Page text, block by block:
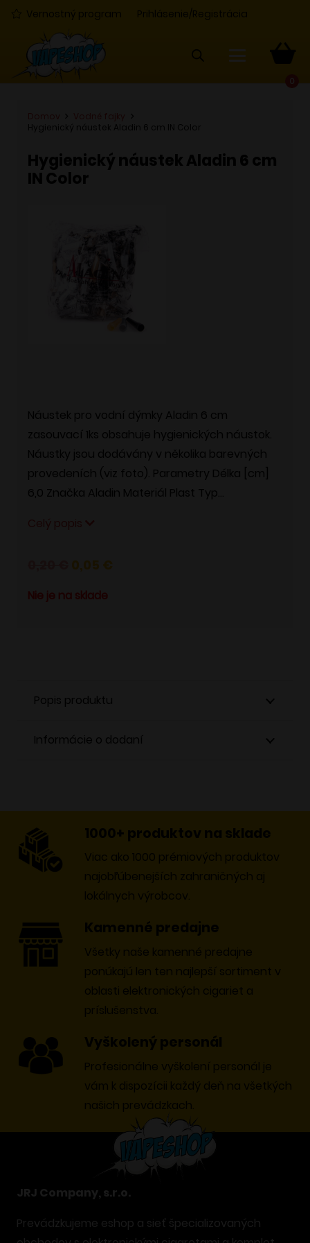
Vernostný program Prihlásenie/Registrácia
Hygienický náustek Aladin 6 cm IN Color
Hygienický náustek Aladin 6 cm
IN Color
Náustek pro vodní dýmky Aladin 6 cm
zasouvací 1ks obsahuje hygienických náustok.
Náustky jsou dodávány v několika barevných
provedeních (viz foto). Parametry Délka [cm]
6,0 Značka Aladin Materiál Plast Typ…
Pôvodná
bola:
0,05 €
Nie je na sklade
Popis produktu
Informácie o dodaní
1000+ produktov na sklade
Viac ako 1000 prémiových produktov
najobľúbenejších zahraničných aj
lokálnych výrobcov.
Kamenné predajne
Všetky naše kamenné predajne
ponúkajú len ten najlepší sortiment v
oblasti elektronických cigariet a
príslušenstva.
Vyškolený personál
Profesionálne vyškolení personál je
vám k dispozícii každý deň na všetkých
našich prevádzkach.
JRJ Company, s.r.o.
Prevádzkujeme eshop a sieť špecializovaných